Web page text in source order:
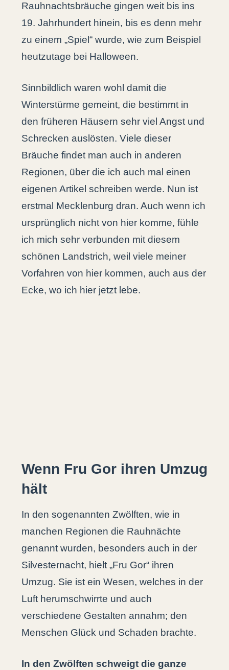
Rauhnachtsbräuche gingen weit bis ins
19. Jahrhundert hinein, bis es denn mehr
zu einem „Spiel“ wurde, wie zum Beispiel
heutzutage bei Halloween.
Sinnbildlich waren wohl damit die
Winterstürme gemeint, die bestimmt in
den früheren Häusern sehr viel Angst und
Schrecken auslösten. Viele dieser
Bräuche findet man auch in anderen
Regionen, über die ich auch mal einen
eigenen Artikel schreiben werde. Nun ist
erstmal Mecklenburg dran. Auch wenn ich
ursprünglich nicht von hier komme, fühle
ich mich sehr verbunden mit diesem
schönen Landstrich, weil viele meiner
Vorfahren von hier kommen, auch aus der
Ecke, wo ich hier jetzt lebe.
Wenn Fru Gor ihren Umzug
hält
In den sogenannten Zwölften, wie in
manchen Regionen die Rauhnächte
genannt wurden, besonders auch in der
Silvesternacht, hielt „Fru Gor“ ihren
Umzug. Sie ist ein Wesen, welches in der
Luft herumschwirrte und auch
verschiedene Gestalten annahm; den
Menschen Glück und Schaden brachte.
In den Zwölften schweigt die ganze